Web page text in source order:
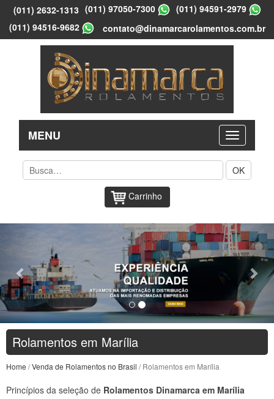
(011) 2632-1313 (011) 97050-7300
(011) 94591-2979
(011) 94516-9682
contato@dinamarcarolamentos.com.br
MENU
OK
Carrinho
Previous
Rolamentos em Marília
Home /Venda de Rolamentos no Brasil / Rolamentos em Marília
Princípios da seleção de Rolamentos Dinamarca em Marília